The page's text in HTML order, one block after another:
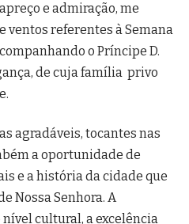
e admiração, me
ventos referentes à Semana
o Príncipe D.
de cuja família privo
agradáveis, tocantes nas
a oportunidade de
e a história da cidade que
Nossa Senhora. A
cultural, a excelência